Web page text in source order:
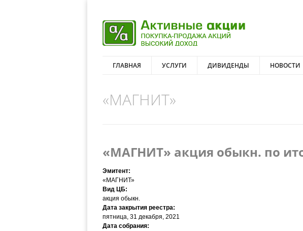
ГЛАВНАЯ УСЛУГИ ДИВИДЕНДЫ НОВОСТИ
«МАГНИТ»
«МАГНИТ» акция обыкн. по
Эмитент:
«МАГНИТ»
Вид ЦБ:
акция обыкн.
Дата закрытия реестра:
пятница, 31 декабря, 2021
Дата собрания: